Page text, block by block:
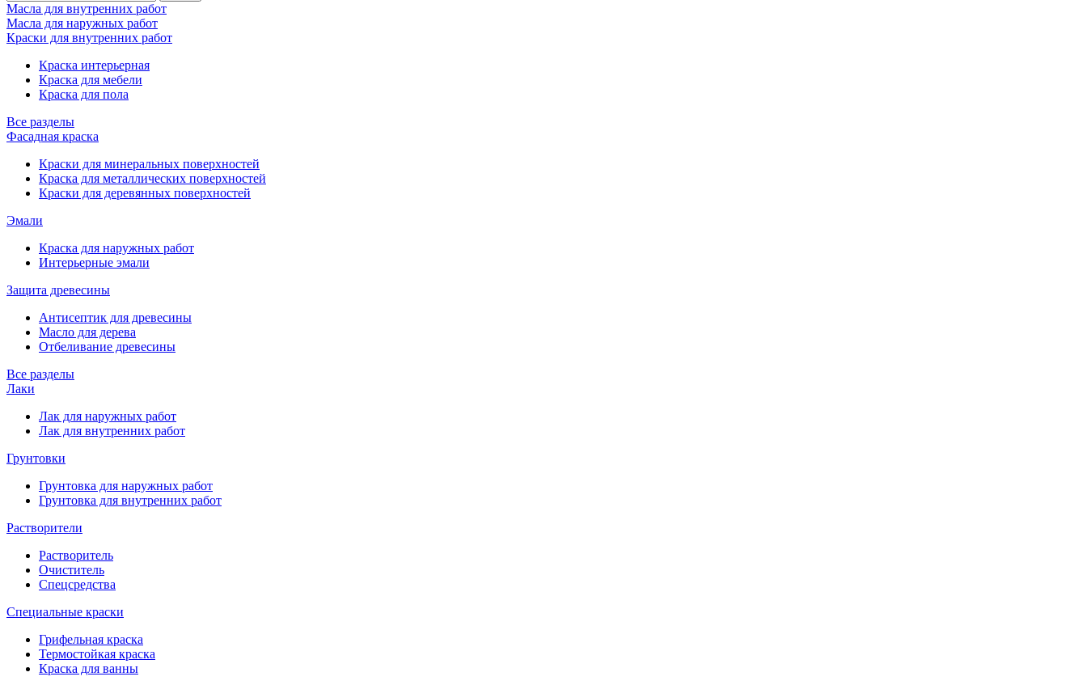
Масла для внутренних работ
Масла для наружных работ
Краски для внутренних работ
Краска интерьерная
Краска для мебели
Краска для пола
Все разделы
Фасадная краска
Краски для минеральных поверхностей
Краска для металлических поверхностей
Краски для деревянных поверхностей
Эмали
Краска для наружных работ
Интерьерные эмали
Защита древесины
Антисептик для древесины
Масло для дерева
Отбеливание древесины
Все разделы
Лаки
Лак для наружных работ
Лак для внутренних работ
Грунтовки
Грунтовка для наружных работ
Грунтовка для внутренних работ
Растворители
Растворитель
Очиститель
Спецсредства
Специальные краски
Грифельная краска
Термостойкая краска
Краска для ванны